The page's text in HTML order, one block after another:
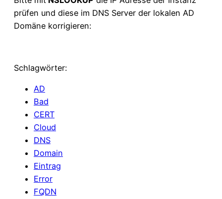
prüfen und diese im DNS Server der lokalen AD
Domäne korrigieren:
Schlagwörter:
AD
Bad
CERT
Cloud
DNS
Domain
Eintrag
Error
FQDN